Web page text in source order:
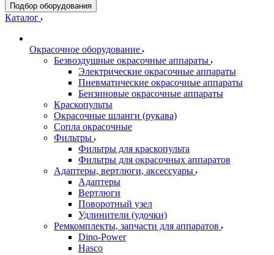
Подбор оборудования
Каталог
Окрасочное оборудование
Безвоздушные окрасочные аппараты
Электрические окрасочные аппараты
Пневматические окрасочные аппараты
Бензиновые окрасочные аппараты
Краскопульты
Окрасочные шланги (рукава)
Сопла окрасочные
Фильтры
Фильтры для краскопульта
Фильтры для окрасочных аппаратов
Адаптеры, вертлюги, аксессуары
Адаптеры
Вертлюги
Поворотный узел
Удлинители (удочки)
Ремкомплекты, запчасти для аппаратов
Dino-Power
Hasco